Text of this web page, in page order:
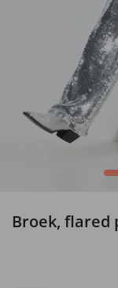
1
Broek, flared